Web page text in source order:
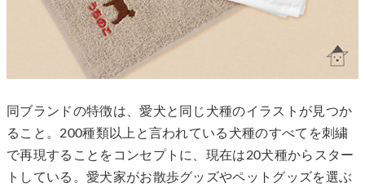
同ブランドの特徴は、愛犬と同じ犬種のイラストが見つか
ること。200種類以上と言われている犬種のすべてを刺繍
で再現することをコンセプトに、現在は20犬種からスター
トしている。愛犬家がお散歩グッズやペットグッズを選ぶ